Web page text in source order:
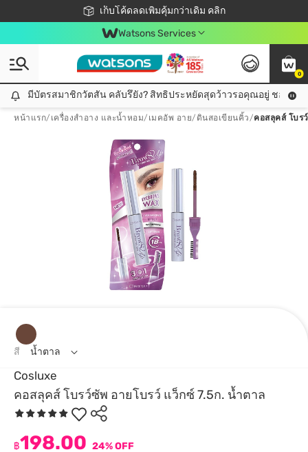
เก็บโค้ดลดเพิ่มคุ้มกว่าเดิม คลิก
ชอปออนไลน์ครั้งแรก ลดเพิ่มจุก ๆ 10%! 🎉
📦ส่งฟรี! เมื่อชอป 499฿
สมาชิกวัตสัน คลับดียังไง?
Watsons Services
0
มีบัตรสมาชิกวัตสัน คลับรึยัง? สิทธิประหยัดสุดว้าวรอคุณอยู่ ชอปคุ้มกว่าเดิม คลิก!
มีบัตรสมาชิกวัตสัน คลับรึยัง? สิทธิประหยัดสุดว้าวรอคุณอยู่ ชอปคุ้มก
หน้าแรก/ เครื่องสำอาง และน้ำหอม/ เมคอัพ อาย/ ดินสอเขียนคิ้ว/คอสลุคส์ โบร
Cosluxe
คอสลุคส์ โบรว์ซัพ อายโบรว์ แว็กซ์ 7.5ก. น้ำตาล
฿198.00 24% OFF
สี น้ำตาล